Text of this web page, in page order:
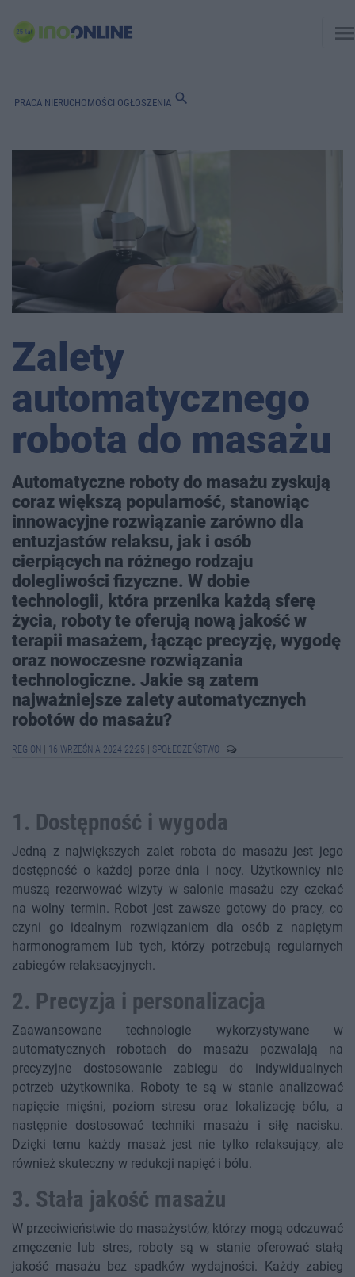
PRACA NIERUCHOMOŚCI OGŁOSZENIA search
Zalety
automatycznego
robota do masażu
Automatyczne roboty do masażu zyskują
coraz większą popularność, stanowiąc
innowacyjne rozwiązanie zarówno dla
entuzjastów relaksu, jak i osób
cierpiących na różnego rodzaju
dolegliwości fizyczne. W dobie
technologii, która przenika każdą sferę
życia, roboty te oferują nową jakość w
terapii masażem, łącząc precyzję, wygodę
oraz nowoczesne rozwiązania
technologiczne. Jakie są zatem
najważniejsze zalety automatycznych
robotów do masażu?
REGION 16 WRZEŚNIA 2024 22:25 SPOŁECZEŃSTWO
1. Dostępność i wygoda
Jedną z największych zalet robota do masażu jest jego
dostępność o każdej porze dnia i nocy. Użytkownicy nie
muszą rezerwować wizyty w salonie masażu czy czekać
na wolny termin. Robot jest zawsze gotowy do pracy, co
czyni go idealnym rozwiązaniem dla osób z napiętym
harmonogramem lub tych, którzy potrzebują regularnych
zabiegów relaksacyjnych.
2. Precyzja i personalizacja
Zaawansowane technologie wykorzystywane w
automatycznych robotach do masażu pozwalają na
precyzyjne dostosowanie zabiegu do indywidualnych
potrzeb użytkownika. Roboty te są w stanie analizować
napięcie mięśni, poziom stresu oraz lokalizację bólu, a
następnie dostosować techniki masażu i siłę nacisku.
Dzięki temu każdy masaż jest nie tylko relaksujący, ale
również skuteczny w redukcji napięć i bólu.
3. Stała jakość masażu
W przeciwieństwie do masażystów, którzy mogą odczuwać
zmęczenie lub stres, roboty są w stanie oferować stałą
jakość masażu bez spadków wydajności. Każdy zabieg